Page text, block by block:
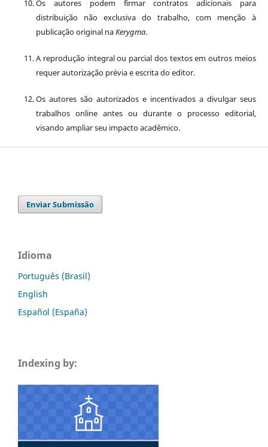
Os autores podem firmar contratos adicionais para
distribuição não exclusiva do trabalho, com menção à
publicação original naKerygma.
A reprodução integral ou parcial dos textos em outros meios
requer autorização prévia e escrita do editor.
Os autores são autorizados e incentivados a divulgar seus
trabalhos online antes ou durante o processo editorial,
visando ampliar seu impacto acadêmico.
Enviar Submissão
Idioma
Português (Brasil)
English
Español (España)
Indexing by: